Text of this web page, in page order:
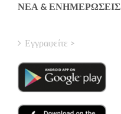
ΝΈΑ & ΕΝΗΜΕΡΏΣΕΙΣ
Εγγραφείτε >